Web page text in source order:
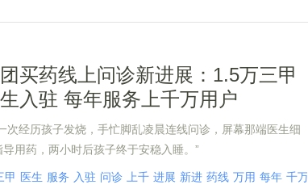
买药线上问诊新进展：1.5万三甲
入驻 每年服务上千万用户
次经历孩子发烧，手忙脚乱凌晨连线问诊，屏幕那端医生细
导用药，两小时后孩子终于安稳入睡。”
甲 医生 服务 入驻 问诊 上千 进展 新进 药线 万用 每年 千万